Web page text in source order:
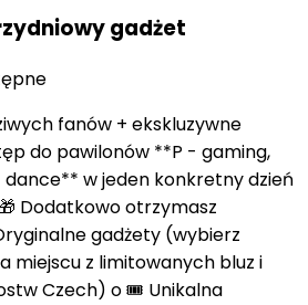
gadżet
fanów + ekskluzywne
do pawilonów **P - gaming,
dance** w jeden konkretny dzień
Dodatkowo otrzymasz
gadżety (wybierz
miejscu z limitowanych bluz i
Czech) o 🎟️ Unikalna